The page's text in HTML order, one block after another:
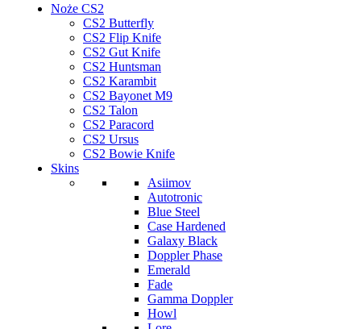
Noże CS2
CS2 Butterfly
CS2 Flip Knife
CS2 Gut Knife
CS2 Huntsman
CS2 Karambit
CS2 Bayonet M9
CS2 Talon
CS2 Paracord
CS2 Ursus
CS2 Bowie Knife
Skins
Asiimov
Autotronic
Blue Steel
Case Hardened
Galaxy Black
Doppler Phase
Emerald
Fade
Gamma Doppler
Howl